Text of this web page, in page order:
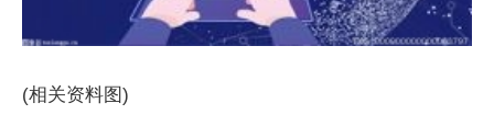
(相关资料图)